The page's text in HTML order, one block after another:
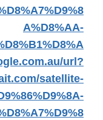
A%D8%AA-
url?
satellite-